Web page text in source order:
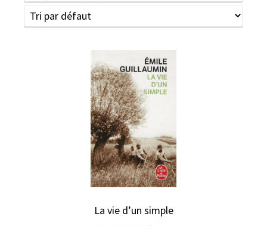
La vie d’un simple